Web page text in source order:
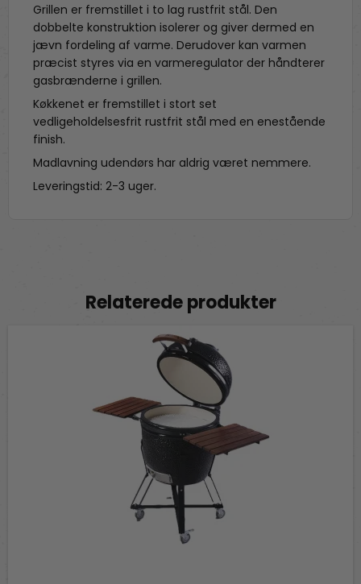
Grillen er fremstillet i to lag rustfrit stål. Den
dobbelte konstruktion isolerer og giver dermed en
jævn fordeling af varme. Derudover kan varmen
præcist styres via en varmeregulator der håndterer
gasbrænderne i grillen.
Køkkenet er fremstillet i stort set
vedligeholdelsesfrit rustfrit stål med en enestående
finish.
Madlavning udendørs har aldrig været nemmere.
Leveringstid: 2-3 uger.
Relaterede produkter